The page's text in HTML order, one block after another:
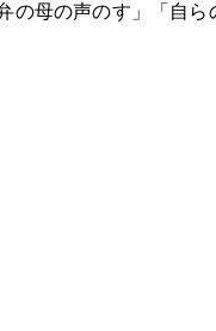
の母の声のす」「自